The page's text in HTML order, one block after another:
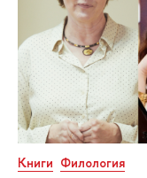
Книги Филология